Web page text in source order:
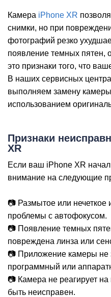
Камера iPhone XR
снимки, но при
фотографий резко
появление темных пятен,
это признаки того, что
В наших сервисных
выполняем замену
использованием
Признаки
XR
Если ваш iPhone XR
внимание на следующие
📷 Размытое или
проблемы с автофокусом.
📷 Появление темных
повреждена линза или
📷 Приложение камеры не
программный или
📷 Камера не реагирует
быть неисправен.